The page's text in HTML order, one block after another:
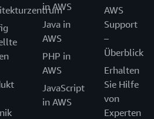
in AWS
Java in
AWS
PHP in
AWS
JavaScript
in AWS
AWS
Support
–
Überblick
Erhalten
Sie Hilfe
von
Experten